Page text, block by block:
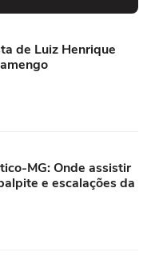
de Luiz Henrique
MG: Onde assistir
e escalações da